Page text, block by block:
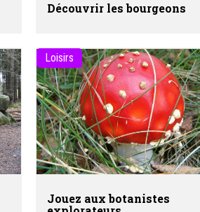
Découvrir les bourgeons
Loisirs
Jouez aux botanistes